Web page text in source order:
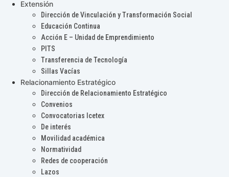
Extensión
Dirección de Vinculación y Transformación Social
Educación Continua
Acción E – Unidad de Emprendimiento
PITS
Transferencia de Tecnología
Sillas Vacías
Relacionamiento Estratégico
Dirección de Relacionamiento Estratégico
Convenios
Convocatorias Icetex
De interés
Movilidad académica
Normatividad
Redes de cooperación
Lazos